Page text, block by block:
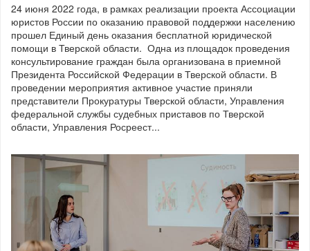
24 июня 2022 года, в рамках реализации проекта Ассоциации
юристов России по оказанию правовой поддержки населению
прошел Единый день оказания бесплатной юридической
помощи в Тверской области. Одна из площадок проведения
консультирование граждан была организована в приемной
Президента Российской Федерации в Тверской области. В
проведении мероприятия активное участие приняли
представители Прокуратуры Тверской области, Управления
федеральной службы судебных приставов по Тверской
области, Управления Росреест...